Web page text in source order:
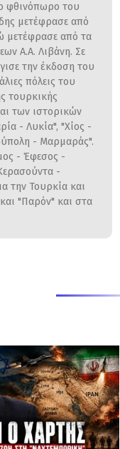
φθινόπωρο του
μετέφρασε από
μετέφρασε από τα
Α.Α. Λιβάνη. Σε
την έκδοση του
πόλεις του
τουρκικής
των ιστορικών
- Λυκία", "Χίος -
- Μαρμαράς".
- Έφεσος -
-
την Τουρκία και
"Παρόν" και στα